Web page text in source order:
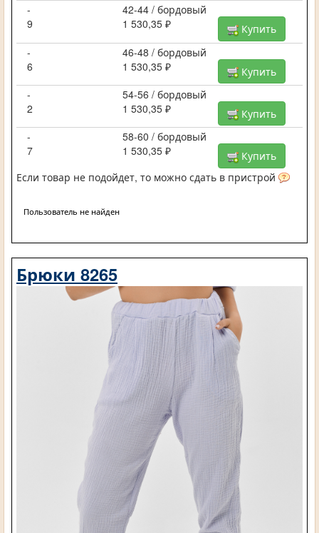
-
42-44 / бордовый
9
1 530,35 ₽
Купить
-
46-48 / бордовый
6
1 530,35 ₽
Купить
-
54-56 / бордовый
2
1 530,35 ₽
Купить
-
58-60 / бордовый
7
1 530,35 ₽
Купить
Если товар не подойдет, то можно сдать в пристрой
Пользователь не найден
Брюки 8265